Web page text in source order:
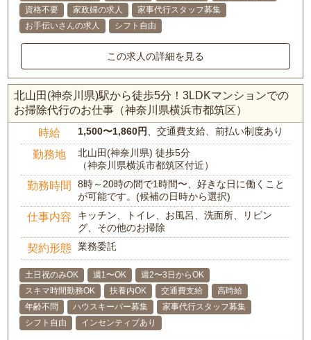
資格不要
家政婦の求人
家事代行スタッフ募集
お手伝いさんの求人
シフト自由
この求人の詳細を見る
北山田(神奈川県)駅から徒歩5分！3LDKマンションでの
お掃除代行のお仕事（神奈川県横浜市都筑区）
時給 1,500〜1,860円、交通費支給、前払い制度あり
勤務地
北山田(神奈川県) 徒歩5分
（神奈川県横浜市都筑区付近）
勤務時間
8時～20時の間で1時間〜、好きな日に働くこと
が可能です。(候補の日時から選択)
仕事内容
キッチン、トイレ、お風呂、洗面所、リビン
グ、その他のお掃除
契約形態 業務委託
土日祝のみOK 週1〜OK
週2〜3日からOK
スキマ時間勤務OK
扶養内OK 交通費支給
高時給
年齢不問
ハウスキーパー募集
家事代行スタッフ募集
シフト自由
インセンティブあり